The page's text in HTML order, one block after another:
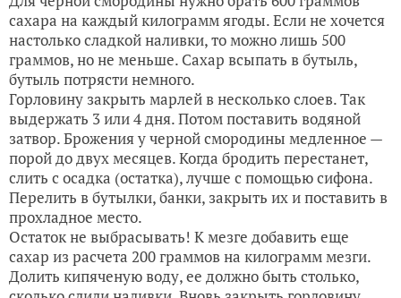
сахара на каждый килограмм ягоды. Если не хочется
настолько сладкой наливки, то можно лишь 500
граммов, но не меньше. Сахар всыпать в бутыль,
бутыль потрясти немного.
Горловину закрыть марлей в несколько слоев. Так
выдержать 3 или 4 дня. Потом поставить водяной
затвор. Брожения у черной смородины медленное —
порой до двух месяцев. Когда бродить перестанет,
слить с осадка (остатка), лучше с помощью сифона.
Перелить в бутылки, банки, закрыть их и поставить в
прохладное место.
Остаток не выбрасывать! К мезге добавить еще
сахар из расчета 200 граммов на килограмм мезги.
Долить кипяченую воду, ее должно быть столько,